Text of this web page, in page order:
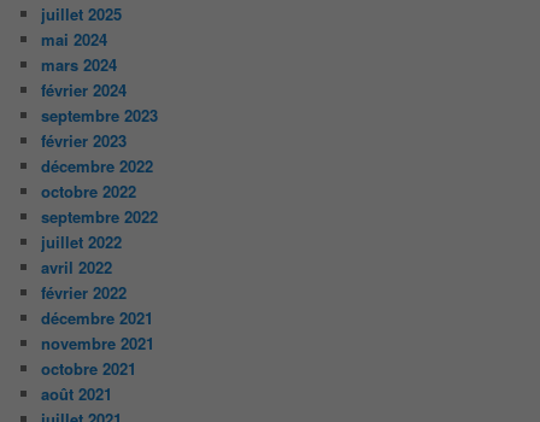
juillet 2025
mai 2024
mars 2024
février 2024
septembre 2023
février 2023
décembre 2022
octobre 2022
septembre 2022
juillet 2022
avril 2022
février 2022
décembre 2021
novembre 2021
octobre 2021
août 2021